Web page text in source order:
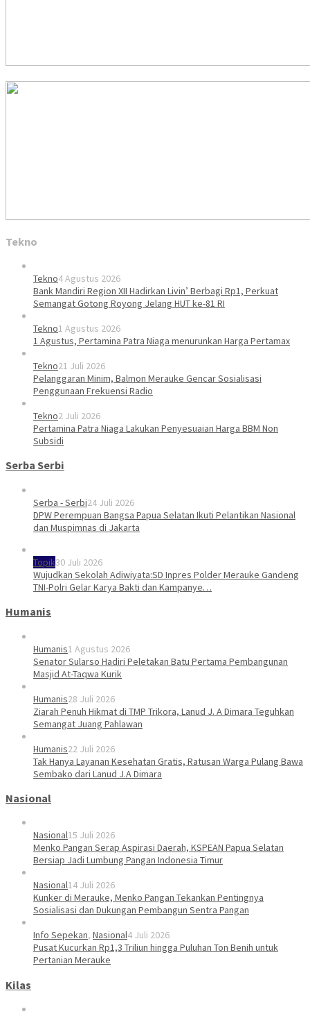
Tekno
Tekno4 Agustus 2026
Bank Mandiri Region XII Hadirkan Livin’ Berbagi Rp1, Perkuat
Semangat Gotong Royong Jelang HUT ke-81 RI
Tekno1 Agustus 2026
1 Agustus, Pertamina Patra Niaga menurunkan Harga Pertamax
Tekno21 Juli 2026
Pelanggaran Minim, Balmon Merauke Gencar Sosialisasi
Penggunaan Frekuensi Radio
Tekno2 Juli 2026
Pertamina Patra Niaga Lakukan Penyesuaian Harga BBM Non
Subsidi
Serba Serbi
Serba - Serbi24 Juli 2026
DPW Perempuan Bangsa Papua Selatan Ikuti Pelantikan Nasional
dan Muspimnas di Jakarta
Topik30 Juli 2026
Wujudkan Sekolah Adiwiyata:SD Inpres Polder Merauke Gandeng
TNI-Polri Gelar Karya Bakti dan Kampanye…
Humanis
Humanis1 Agustus 2026
Senator Sularso Hadiri Peletakan Batu Pertama Pembangunan
Masjid At-Taqwa Kurik
Humanis28 Juli 2026
Ziarah Penuh Hikmat di TMP Trikora, Lanud J. A Dimara Teguhkan
Semangat Juang Pahlawan
Humanis22 Juli 2026
Tak Hanya Layanan Kesehatan Gratis, Ratusan Warga Pulang Bawa
Sembako dari Lanud J.A Dimara
Nasional
Nasional15 Juli 2026
Menko Pangan Serap Aspirasi Daerah, KSPEAN Papua Selatan
Bersiap Jadi Lumbung Pangan Indonesia Timur
Nasional14 Juli 2026
Kunker di Merauke, Menko Pangan Tekankan Pentingnya
Sosialisasi dan Dukungan Pembangun Sentra Pangan
Info Sepekan, Nasional4 Juli 2026
Pusat Kucurkan Rp1,3 Triliun hingga Puluhan Ton Benih untuk
Pertanian Merauke
Kilas